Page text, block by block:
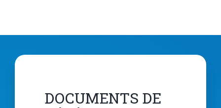
DOCUMENTS DE